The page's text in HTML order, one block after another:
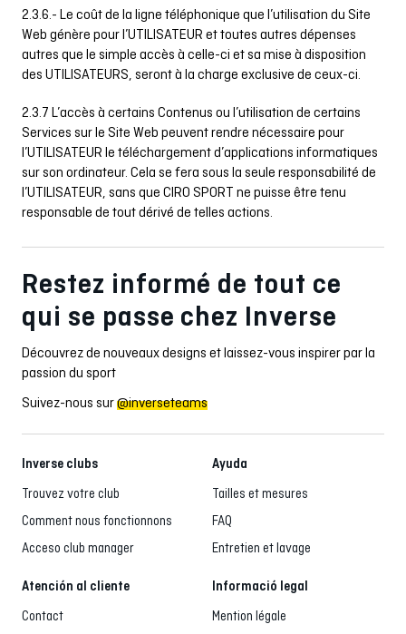
2.3.6.- Le coût de la ligne téléphonique que l’utilisation du Site
Web génère pour l’UTILISATEUR et toutes autres dépenses
autres que le simple accès à celle-ci et sa mise à disposition
des UTILISATEURS, seront à la charge exclusive de ceux-ci.
2.3.7 L’accès à certains Contenus ou l’utilisation de certains
Services sur le Site Web peuvent rendre nécessaire pour
l’UTILISATEUR le téléchargement d’applications informatiques
sur son ordinateur. Cela se fera sous la seule responsabilité de
l’UTILISATEUR, sans que CIRO SPORT ne puisse être tenu
responsable de tout dérivé de telles actions.
Restez informé de tout ce
qui se passe chez Inverse
Découvrez de nouveaux designs et laissez-vous inspirer par la
passion du sport
Suivez-nous sur@inverseteams
Inverse clubs
Trouvez votre club
Comment nous fonctionnons
Acceso club manager
Ayuda
Tailles et mesures
FAQ
Entretien et lavage
Atención al cliente
Contact
Informació legal
Mention légale